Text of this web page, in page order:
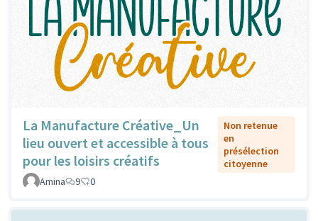
La Manufacture Créative_Un
lieu ouvert et accessible à tous
pour les loisirs créatifs
Non retenue
en
présélection
citoyenne
Amina
9 0